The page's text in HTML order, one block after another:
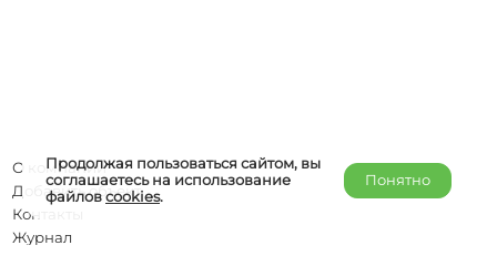
Продолжая пользоваться сайтом, вы
соглашаетесь на использование
файловcookies.
Понятно
О компании
Добавить объект
Контакты
Журнал